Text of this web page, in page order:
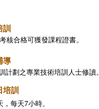
訓
核合格可獲發課程證書。
導
計劃之專業技術培訓人士修讀。
培訓
每天7小時。